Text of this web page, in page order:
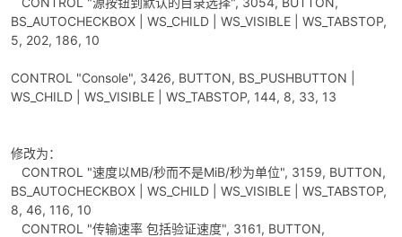
BS_AUTOCHECKBOX | WS_CHILD | WS_VISIBLE | WS_TABSTOP,
5, 202, 186, 10
CONTROL "Console", 3426, BUTTON, BS_PUSHBUTTON |
WS_CHILD | WS_VISIBLE | WS_TABSTOP, 144, 8, 33, 13
修改为：
CONTROL "速度以MB/秒而不是MiB/秒为单位", 3159, BUTTON,
BS_AUTOCHECKBOX | WS_CHILD | WS_VISIBLE | WS_TABSTOP,
8, 46, 116, 10
CONTROL "传输速率 包括验证速度", 3161, BUTTON,